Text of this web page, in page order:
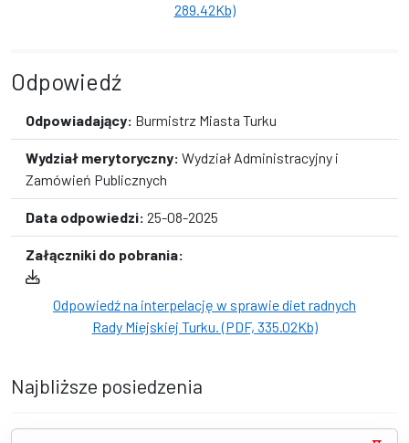
289.42Kb)
Odpowiedź
Odpowiadający: Burmistrz Miasta Turku
Wydział merytoryczny: Wydział Administracyjny i
Zamówień Publicznych
Data odpowiedzi: 25-08-2025
Załączniki do pobrania:
Odpowiedź na interpelację w sprawie diet radnych
Rady Miejskiej Turku. (PDF, 335.02Kb)
Najbliższe posiedzenia